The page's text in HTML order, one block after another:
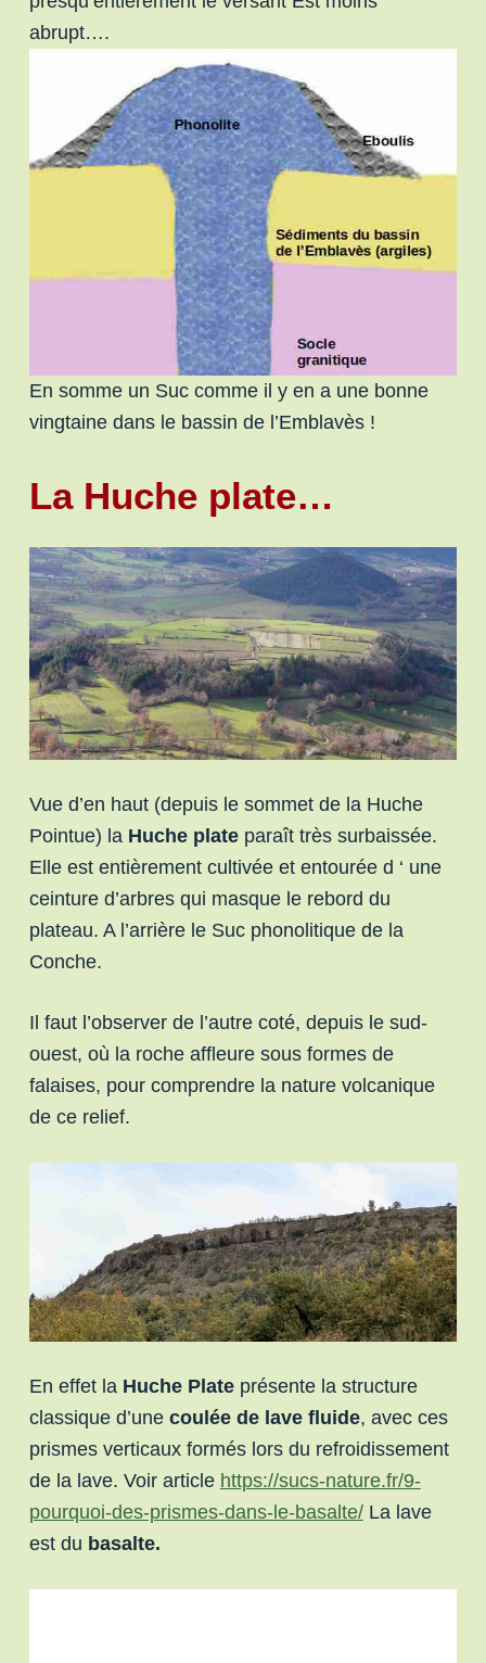
abrupt….
En somme un Suc comme il y en a une bonne
vingtaine dans le bassin de l’Emblavès !
La Huche plate…
Vue d’en haut (depuis le sommet de la Huche
Pointue) la Huche plate paraît très surbaissée.
Elle est entièrement cultivée et entourée d ‘ une
ceinture d’arbres qui masque le rebord du
plateau. A l’arrière le Suc phonolitique de la
Conche.
Il faut l’observer de l’autre coté, depuis le sud-
ouest, où la roche affleure sous formes de
falaises, pour comprendre la nature volcanique
de ce relief.
En effet la Huche Plate présente la structure
classique d’une coulée de lave fluide, avec ces
prismes verticaux formés lors du refroidissement
de la lave. Voir article https://sucs-nature.fr/9-
pourquoi-des-prismes-dans-le-basalte/La lave
est du basalte.